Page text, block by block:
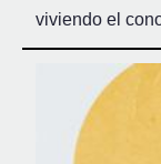
viviendo el